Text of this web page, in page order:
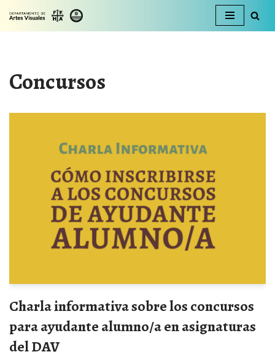
Ir
Concursos
Charla informativa sobre los concursos
para ayudante alumno/a en asignaturas
del DAV